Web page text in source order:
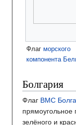
Флаг морского
компонента
Болгария
Флаг ВМС
прямоугольное
зелёного и